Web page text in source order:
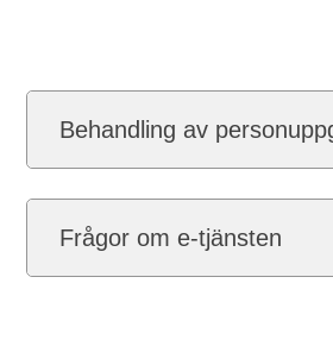
Behandling av
Frågor om e-tjänsten